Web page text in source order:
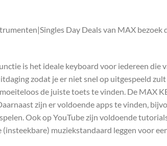
Day Deals van MAX bezoek
is het ideale keyboard voor iedereen die
zodat je er niet snel op uitgespeeld
de juiste toets te vinden. De MAX
zijn er voldoende apps te vinden,
Ook op YouTube zijn voldoende
muziekstandaard leggen voor